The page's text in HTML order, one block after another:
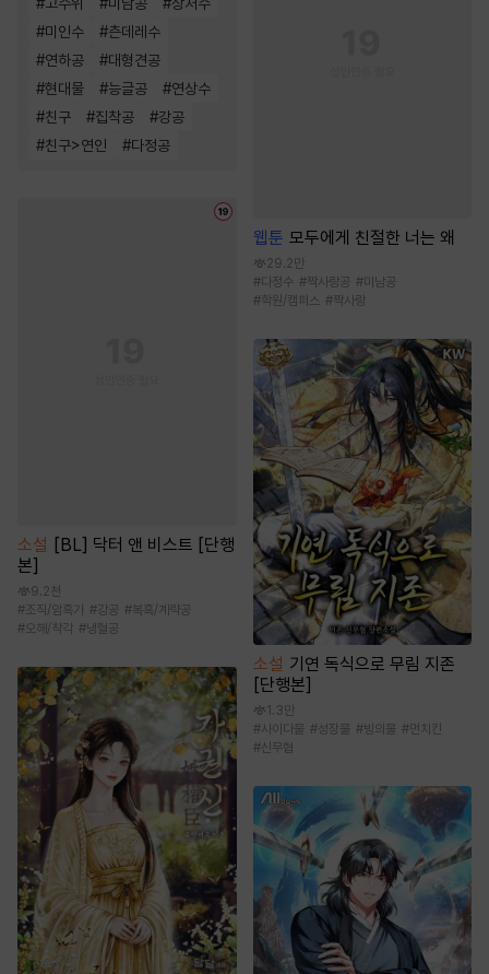
#미인수 #츤데레수
#연하공 #대형견공
#현대물 #능글공 #연상수
#친구 #집착공 #강공
#친구>연인 #다정공
소설
[BL] 닥터 앤 비스트 [단행
본]
9.2천
#조직/암흑가 #강공 #복흑/계략공
#오해/착각 #냉혈공
웹툰 모두에게 친절한 너는 왜
29.2만
#다정수 #짝사랑공 #미남공
#학원/캠퍼스 #짝사랑
소설 기연 독식으로 무림 지존
[단행본]
1.3만
#사이다물 #성장물 #빙의물 #먼치킨
#신무협